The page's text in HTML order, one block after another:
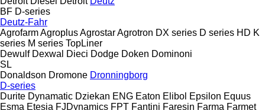
BF D-series
Deutz-Fahr
AgrofarmAgroplusAgrostarAgrotron DX series D series HD K
series M series TopLiner
Dewulf Dexwal Dieci Dodge Doken Dominoni
SL
Donaldson Dromone Dronningborg
D-series
Durite Dynamatic Dziekan ENG Eaton Elibol Epsilon Equus
Esma Etesia FJDynamics FPT Fantini Faresin Farma Farmet